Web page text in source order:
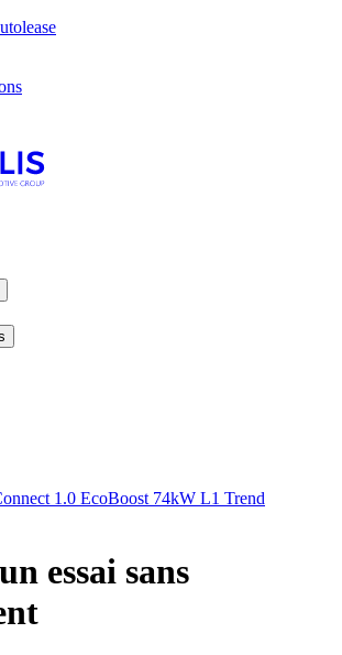
1.0 EcoBoost 74kW L1 Trend
essai sans